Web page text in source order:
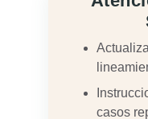
casos